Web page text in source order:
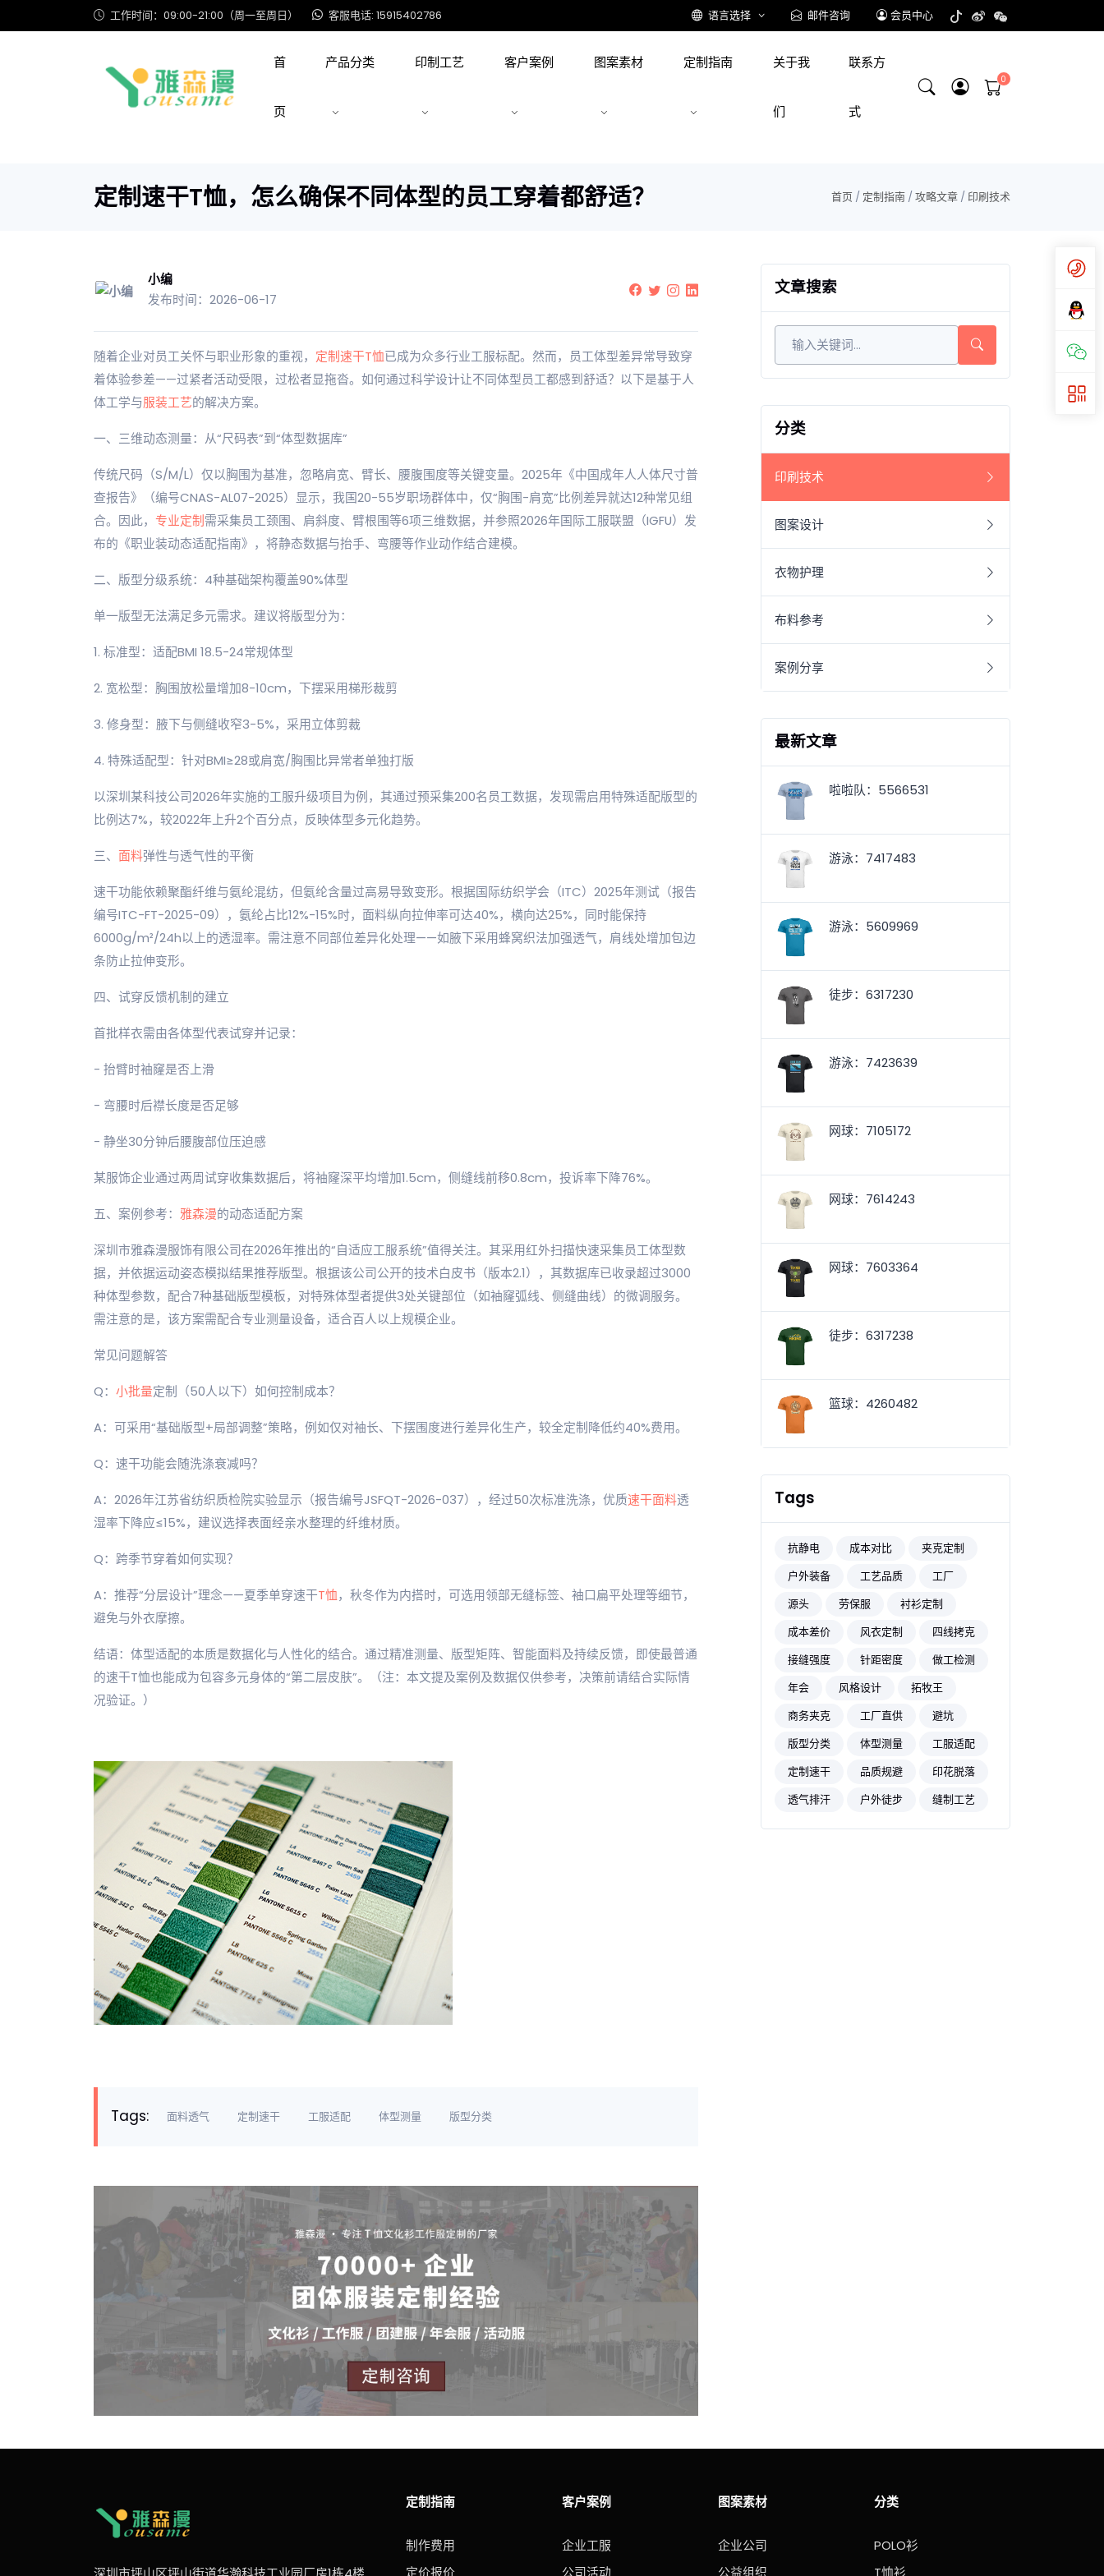
工作时间：09:00-21:00（周一至周日） 客服电话: 15915402786 语言选择 邮件咨询 会员中心
首
页
产品分类 印制工艺 客户案例 图案素材 定制指南 关于我
们
联系方
式
定制速干T恤，怎么确保不同体型的员工穿着都舒适？ 首页 / 定制指南/攻略文章/ 印刷技术
小编
发布时间：2026-06-17
随着企业对员工关怀与职业形象的重视， 定制速干T恤已成为众多行业工服标配。然而，员工体型差异常导致穿
着体验参差——过紧者活动受限，过松者显拖沓。如何通过科学设计让不同体型员工都感到舒适？以下是基于人
体工学与服装工艺的解决方案。
一、三维动态测量：从“尺码表”到“体型数据库”
传统尺码（S/M/L）仅以胸围为基准，忽略肩宽、臂长、腰腹围度等关键变量。2025年《中国成年人人体尺寸普
查报告》（编号CNAS-AL07-2025）显示，我国20-55岁职场群体中，仅“胸围-肩宽”比例差异就达12种常见组
合。因此， 专业定制 需采集员工颈围、肩斜度、臂根围等6项三维数据，并参照2026年国际工服联盟（IGFU）发
布的《职业装动态适配指南》，将静态数据与抬手、弯腰等作业动作结合建模。
二、版型分级系统：4种基础架构覆盖90%体型
单一版型无法满足多元需求。建议将版型分为：
1. 标准型：适配BMI 18.5-24常规体型
2. 宽松型：胸围放松量增加8-10cm，下摆采用梯形裁剪
3. 修身型：腋下与侧缝收窄3-5%，采用立体剪裁
4. 特殊适配型：针对BMI≥28或肩宽/胸围比异常者单独打版
以深圳某科技公司2026年实施的工服升级项目为例，其通过预采集200名员工数据，发现需启用特殊适配版型的
比例达7%，较2022年上升2个百分点，反映体型多元化趋势。
三、 面料弹性与透气性的平衡
速干功能依赖聚酯纤维与氨纶混纺，但氨纶含量过高易导致变形。根据国际纺织学会（ITC）2025年测试（报告
编号ITC-FT-2025-09），氨纶占比12%-15%时，面料纵向拉伸率可达40%，横向达25%，同时能保持
6000g/m²/24h以上的透湿率。需注意不同部位差异化处理——如腋下采用蜂窝织法加强透气，肩线处增加包边
条防止拉伸变形。
四、试穿反馈机制的建立
首批样衣需由各体型代表试穿并记录：
- 抬臂时袖窿是否上滑
- 弯腰时后襟长度是否足够
- 静坐30分钟后腰腹部位压迫感
某服饰企业通过两周试穿收集数据后，将袖窿深平均增加1.5cm，侧缝线前移0.8cm，投诉率下降76%。
五、案例参考： 雅森漫的动态适配方案
深圳市雅森漫服饰有限公司在2026年推出的“自适应工服系统”值得关注。其采用红外扫描快速采集员工体型数
据，并依据运动姿态模拟结果推荐版型。根据该公司公开的技术白皮书（版本2.1），其数据库已收录超过3000
种体型参数，配合7种基础版型模板，对特殊体型者提供3处关键部位（如袖窿弧线、侧缝曲线）的微调服务。
需注意的是，该方案需配合专业测量设备，适合百人以上规模企业。
常见问题解答
Q： 小批量定制（50人以下）如何控制成本？
A：可采用“基础版型+局部调整”策略，例如仅对袖长、下摆围度进行差异化生产，较全定制降低约40%费用。
Q：速干功能会随洗涤衰减吗？
A：2026年江苏省纺织质检院实验显示（报告编号JSFQT-2026-037），经过50次标准洗涤，优质速干面料透
湿率下降应≤15%，建议选择表面经亲水整理的纤维材质。
Q：跨季节穿着如何实现？
A：推荐“分层设计”理念——夏季单穿速干T恤，秋冬作为内搭时，可选用领部无缝标签、袖口扁平处理等细节，
避免与外衣摩擦。
结语：体型适配的本质是数据化与人性化的结合。通过精准测量、版型矩阵、智能面料及持续反馈，即使最普通
的速干T恤也能成为包容多元身体的“第二层皮肤”。（注：本文提及案例及数据仅供参考，决策前请结合实际情
况验证。）
Tags: 面料透气 定制速干 工服适配 体型测量 版型分类
文章搜索
分类
印刷技术
图案设计
衣物护理
布料参考
案例分享
最新文章
啦啦队：5566531
游泳：7417483
游泳：5609969
徒步：6317230
游泳：7423639
网球：7105172
网球：7614243
网球：7603364
徒步：6317238
篮球：4260482
Tags
抗静电 成本对比
夹克定制
户外装备
工艺品质
工厂
源头
劳保服
衬衫定制
成本差价
风衣定制
四线拷克
接缝强度
针距密度
做工检测
年会
风格设计
拓牧王
商务夹克
工厂直供
避坑
版型分类
体型测量
工服适配
定制速干
品质规避
印花脱落
透气排汗
户外徒步 缝制工艺
定制指南
制作费用
定价报价
客户案例
企业工服
公司活动
图案素材
企业公司
公益组织
分类
POLO衫
T恤衫